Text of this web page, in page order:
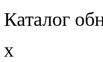
Каталог
x